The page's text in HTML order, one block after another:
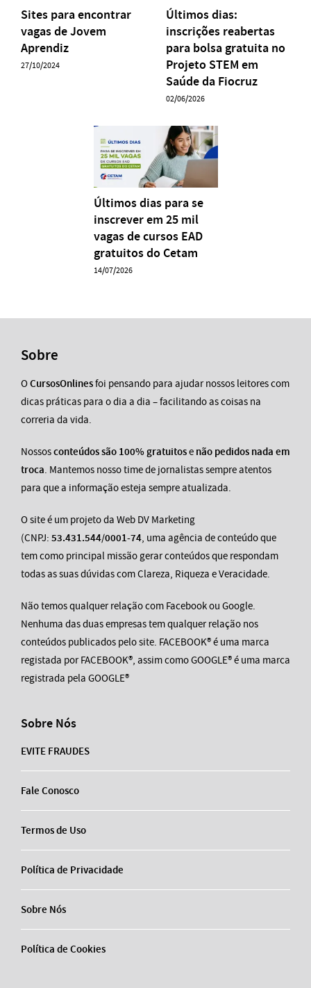
Sites para encontrar
vagas de Jovem
Aprendiz
27/10/2024
Últimos dias:
inscrições reabertas
para bolsa gratuita no
Projeto STEM em
Saúde da Fiocruz
02/06/2026
Últimos dias para se
inscrever em 25 mil
vagas de cursos EAD
gratuitos do Cetam
14/07/2026
Sobre
OCursosOnlinesfoi pensando para ajudar nossos leitores com
dicas práticas para o dia a dia – facilitando as coisas na
correria da vida.
Nossosconteúdos são 100% gratuitose não pedidos nada em
troca. Mantemos nosso time de jornalistas sempre atentos
para que a informação esteja sempre atualizada.
O site é um projeto da Web DV Marketing
(CNPJ: 53.431.544/0001-74, uma agência de conteúdo que
tem como principal missão gerar conteúdos que respondam
todas as suas dúvidas com Clareza, Riqueza e Veracidade.
Não temos qualquer relação com Facebook ou Google.
Nenhuma das duas empresas tem qualquer relação nos
conteúdos publicados pelo site. FACEBOOK® é uma marca
registada por FACEBOOK®, assim como GOOGLE® é uma marca
registrada pela GOOGLE®
Sobre Nós
EVITE FRAUDES
Fale Conosco
Termos de Uso
Política de Privacidade
Sobre Nós
Política de Cookies